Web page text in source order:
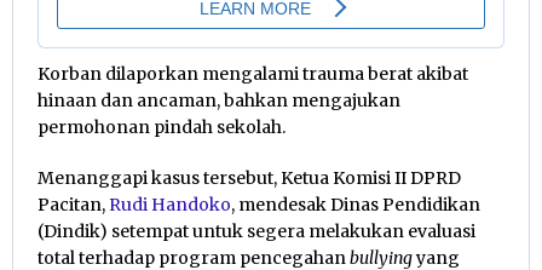
Korban dilaporkan mengalami trauma berat akibat
hinaan dan ancaman, bahkan mengajukan
permohonan pindah sekolah.
Menanggapi kasus tersebut, Ketua Komisi II DPRD
Pacitan, Rudi Handoko, mendesak Dinas Pendidikan
(Dindik) setempat untuk segera melakukan evaluasi
total terhadap program pencegahan bullyingyang